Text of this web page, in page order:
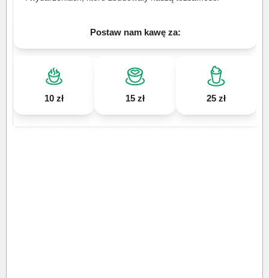
Postaw nam kawę za:
10 zł 15 zł 25 zł